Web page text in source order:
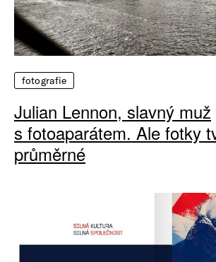
fotografie
Julian Lennon, slavný muž
s fotoaparátem. Ale fotky
průměrné